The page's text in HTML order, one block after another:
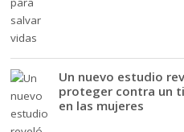
Un nuevo estudio
proteger contra un
en las mujeres